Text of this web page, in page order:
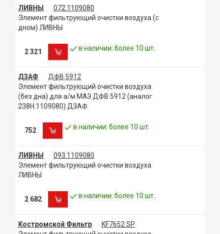
ЛИВНЫ
072.1109080
Элемент фильтрующий очистки воздуха (с
дном) ЛИВНЫ
2 321 в наличии: более 10 шт.
ДЗАФ
ДФВ 5912
Элемент фильтрующий очистки воздуха
(без дна) для а/м МАЗ ДФВ 5912 (аналог
238Н.1109080) ДЗАФ
752 в наличии: более 10 шт.
ЛИВНЫ
093.1109080
Элемент фильтрующий очистки воздуха
ЛИВНЫ
2 682 в наличии: более 10 шт.
Костромской Фильтр
KF7652 SP